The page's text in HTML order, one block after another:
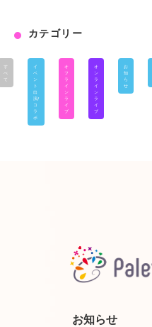
カテゴリー
す
べ
て
イ
ベ
ン
ト
出
演/
コ
ラ
ボ
オ
フ
ラ
イ
ン
ラ
イ
ブ
オ
ン
ラ
イ
ン
ラ
イ
ブ
お
知
ら
せ
お知らせ